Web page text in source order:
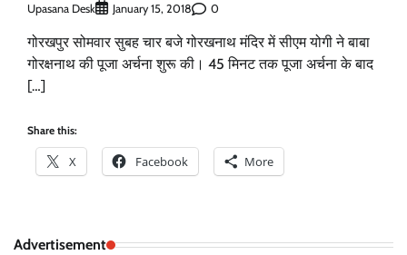
Upasana Desk January 15, 2018 0
गोरखपुर सोमवार सुबह चार बजे गोरखनाथ मंदिर में सीएम योगी ने बाबा
गोरक्षनाथ की पूजा अर्चना शुरू की। 45 मिनट तक पूजा अर्चना के बाद
[…]
Share this:
X Facebook More
Advertisement